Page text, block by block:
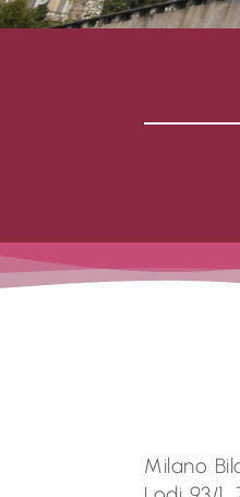
Milano